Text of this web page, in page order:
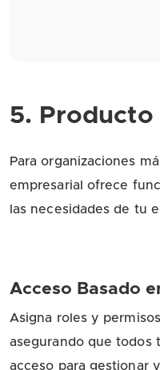
5. Producto
Para organizaciones
empresarial ofrece
las necesidades de tu
Acceso Basado
Asigna roles y
asegurando que todos
acceso para gestionar